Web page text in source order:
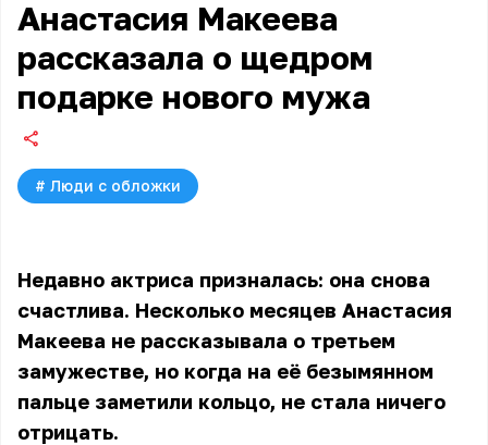
Анастасия Макеева
рассказала о щедром
подарке нового мужа
# Люди с обложки
Недавно актриса призналась: она снова
счастлива. Несколько месяцев Анастасия
Макеева не рассказывала о третьем
замужестве, но когда на её безымянном
пальце заметили кольцо, не стала ничего
отрицать.